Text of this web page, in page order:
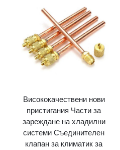
Висококачествени нови
пристигания Части за
зареждане на хладилни
системи Съединителен
клапан за климатик за